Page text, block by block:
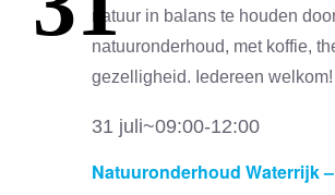
Natuuronderhoud Waterrijk
31 juli~09:00-12:00